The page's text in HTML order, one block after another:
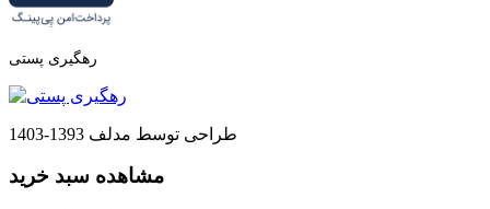
رهگیری پستی
طراحی توسط مدلف 1393-1403
مشاهده سبد خرید